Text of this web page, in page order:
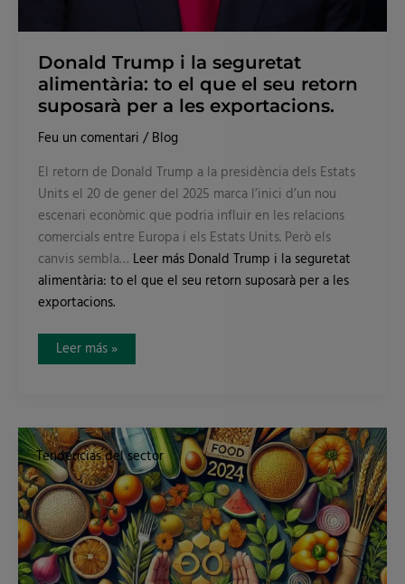
Donald Trump i la seguretat
alimentària: to el que el seu retorn
suposarà per a les exportacions.
Feu un comentari / Blog
El retorn de Donald Trump a la presidència dels Estats
Units el 20 de gener del 2025 marca l’inici d’un nou
escenari econòmic que podria influir en les relacions
comercials entre Europa i els Estats Units. Però els
canvis sembla… Leer másDonald Trump i la seguretat
alimentària: to el que el seu retorn suposarà per a les
exportacions.
Leer más »
Tendencias del sector
Dia
Mundial
de
l’Alimentació
2024:
Seguretat
alimentària
i
el
dret
als
aliments.